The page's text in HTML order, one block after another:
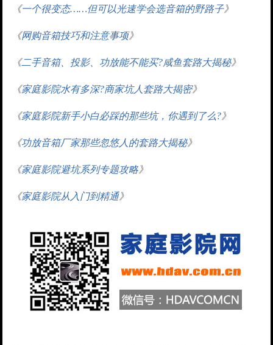
《一个很变态……但可以光速学会选音箱的野路子》
《网购音箱技巧和注意事项》
《二手音箱、投影、功放能不能买?咸鱼套路大揭秘》
《家庭影院水有多深?商家坑人套路大揭密》
《家庭影院新手小白必踩的那些坑，你遇到了么?》
《功放音箱厂家那些忽悠人的套路大揭秘》
《家庭影院避坑系列专题攻略》
《家庭影院从入门到精通》